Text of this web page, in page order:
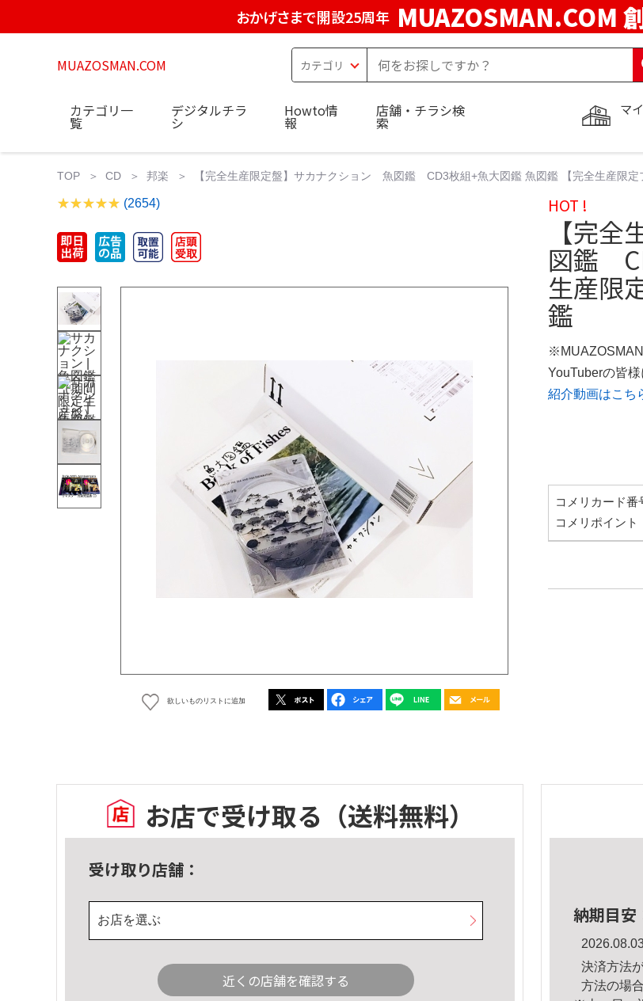
おかげさまで開設25周年 MUAZOSMAN.COM
MUAZOSMAN.COM
マ
カテゴリ一
覧
デジタルチラ
シ
Howto情
報
店舗・チラシ検
索
TOP CD 邦楽 【完全生産限定盤】サカナクション 魚図鑑 CD3枚組+魚大図鑑 魚図鑑 【完全生産限定
(2654)
欲しいものリストに追加
HOT !
【完
図鑑
生産限
鑑
YouTuberの皆
紹介動画はこち
コメリカード
コメリポイント
お店で受け取る （送料無料）
受け取り店舗：
お店を選ぶ
近くの店舗を確認する
納期目安
決済方法
方法の場